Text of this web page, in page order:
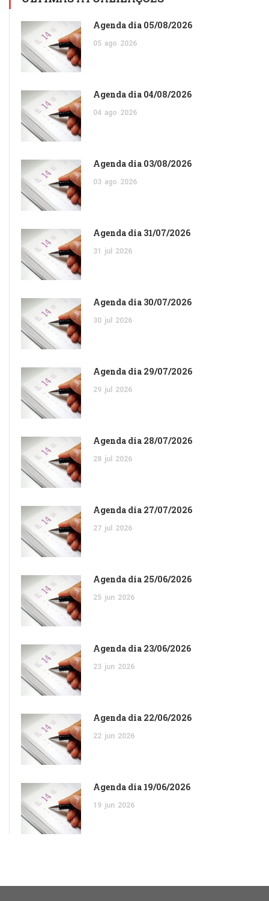
Agenda dia 05/08/2026
05 ago 2026
Agenda dia 04/08/2026
04 ago 2026
Agenda dia 03/08/2026
03 ago 2026
Agenda dia 31/07/2026
31 jul 2026
Agenda dia 30/07/2026
30 jul 2026
Agenda dia 29/07/2026
29 jul 2026
Agenda dia 28/07/2026
28 jul 2026
Agenda dia 27/07/2026
27 jul 2026
Agenda dia 25/06/2026
25 jun 2026
Agenda dia 23/06/2026
23 jun 2026
Agenda dia 22/06/2026
22 jun 2026
Agenda dia 19/06/2026
19 jun 2026